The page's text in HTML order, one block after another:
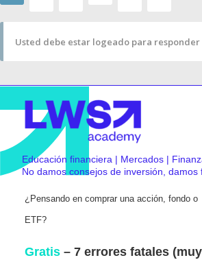
Usted debe estar logeado para responder
Educación financiera | Mercados |
No damos consejos de inversión, damos
¿Pensando en comprar una acción, fondo o
ETF?
Gratis – 7 errores fatales (muy